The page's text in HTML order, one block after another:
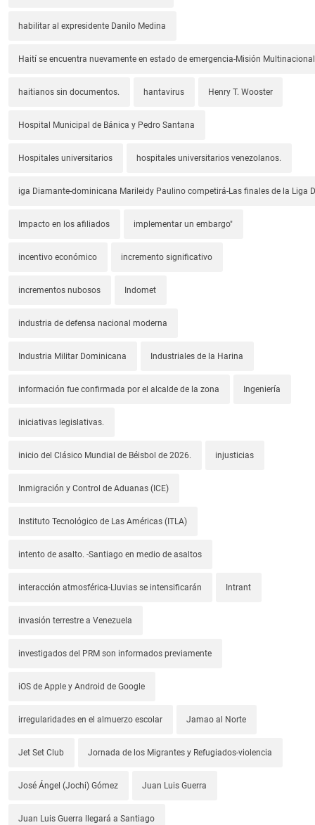
habilitar al expresidente Danilo Medina
Haití se encuentra nuevamente en estado de emergencia-Misión
haitianos sin documentos. hantavirus Henry T. Wooster
Hospital Municipal de Bánica y Pedro Santana
Hospitales universitarios hospitales universitarios venezolanos.
iga Diamante-dominicana Marileidy Paulino competirá-Las finales de la Liga
Impacto en los afiliados implementar un embargo"
incentivo económico incremento significativo
incrementos nubosos Indomet
industria de defensa nacional moderna
Industria Militar Dominicana Industriales de la Harina
información fue confirmada por el alcalde de la zona Ingeniería
iniciativas legislativas.
inicio del Clásico Mundial de Béisbol de 2026. injusticias
Inmigración y Control de Aduanas (ICE)
Instituto Tecnológico de Las Américas (ITLA)
intento de asalto. -Santiago en medio de asaltos
interacción atmosférica-Lluvias se intensificarán Intrant
invasión terrestre a Venezuela
investigados del PRM son informados previamente
iOS de Apple y Android de Google
irregularidades en el almuerzo escolar Jamao al Norte
Jet Set Club Jornada de los Migrantes y Refugiados-violencia
José Ángel (Jochi) Gómez Juan Luis Guerra
Juan Luis Guerra llegará a Santiago